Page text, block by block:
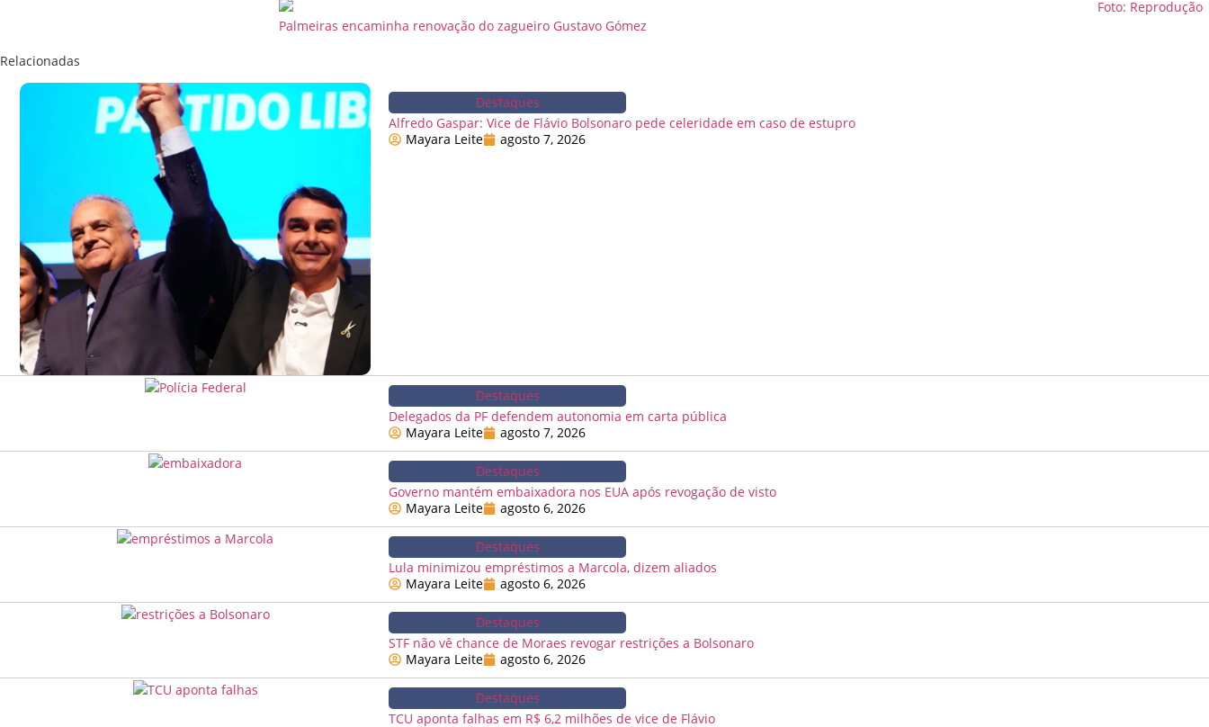
Palmeiras encaminha renovação do zagueiro Gustavo Gómez
Relacionadas
Destaques
Alfredo Gaspar: Vice de Flávio Bolsonaro pede celeridade em caso de estupro
Mayara Leite
agosto 7, 2026
Destaques
Delegados da PF defendem autonomia em carta pública
Mayara Leite
agosto 7, 2026
Destaques
Governo mantém embaixadora nos EUA após revogação de visto
Mayara Leite
agosto 6, 2026
Destaques
Lula minimizou empréstimos a Marcola, dizem aliados
Mayara Leite
agosto 6, 2026
Destaques
STF não vê chance de Moraes revogar restrições a Bolsonaro
Mayara Leite
agosto 6, 2026
Destaques
TCU aponta falhas em R$ 6,2 milhões de vice de Flávio